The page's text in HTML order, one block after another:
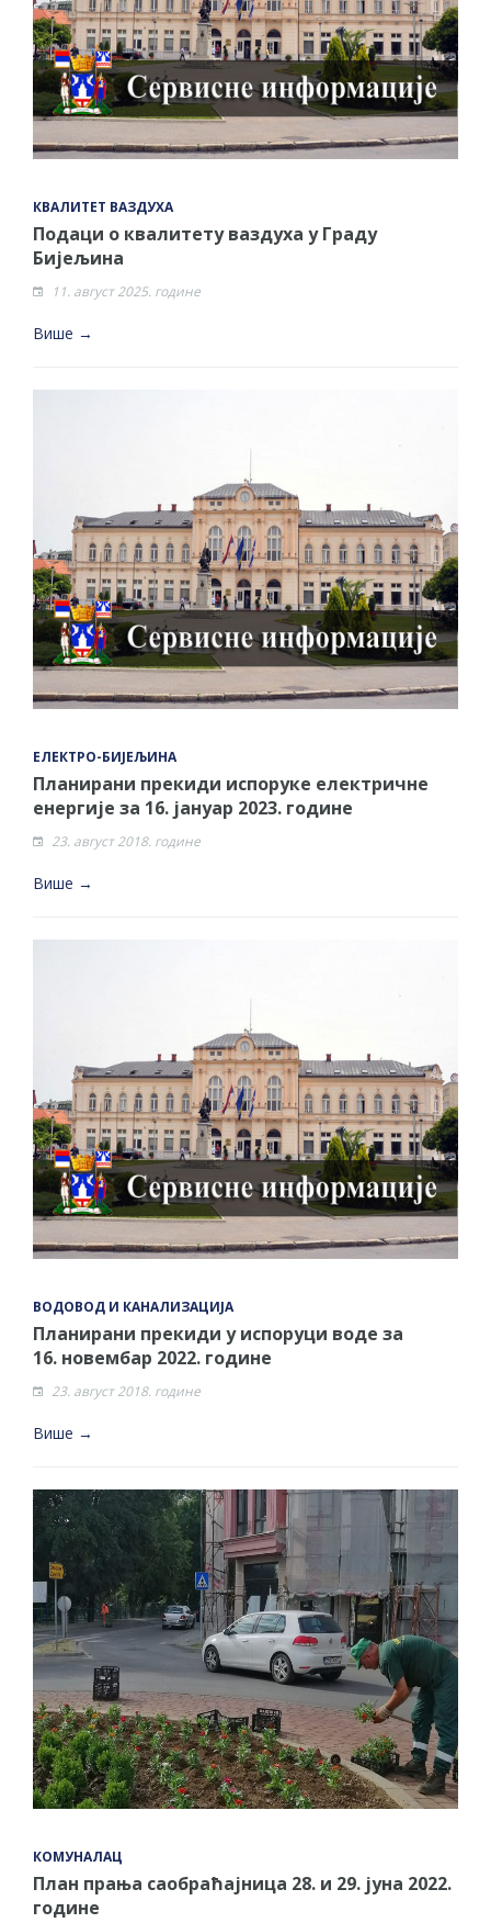
КВАЛИТЕТ ВАЗДУХА
Подаци о квалитету ваздуха у Граду
Бијељина
11. август 2025. године
Више →
ЕЛЕКТРО-БИЈЕЉИНА
Планирани прекиди испоруке електричне
енергије за 16. јануар 2023. године
23. август 2018. године
Више →
ВОДОВОД И КАНАЛИЗАЦИЈА
Планирани прекиди у испоруци воде за
16. новембар 2022. године
23. август 2018. године
Више →
КОМУНАЛАЦ
План прања саобраћајница 28. и 29. јуна 2022.
године